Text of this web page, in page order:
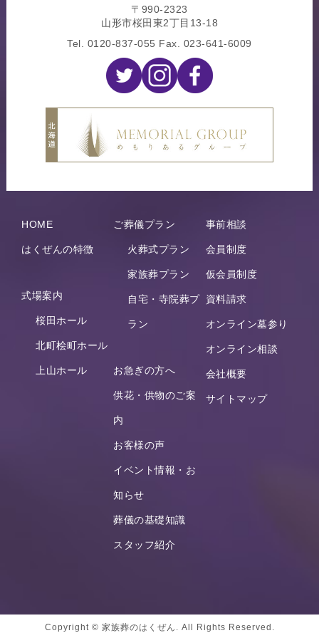
〒990-2323
山形市桜田東2丁目13-18
Tel. 0120-837-055 Fax. 023-641-6009
HOME
はくぜんの特徴
式場案内
桜田ホール
北町桧町ホール
上山ホール
ご葬儀プラン
火葬式プラン
家族葬プラン
自宅・寺院葬プ
ラン
お急ぎの方へ
供花・供物のご案
内
お客様の声
イベント情報・お
知らせ
葬儀の基礎知識
スタッフ紹介
事前相談
会員制度
仮会員制度
資料請求
オンライン墓参り
オンライン相談
会社概要
サイトマップ
Copyright © 家族葬のはくぜん. All Rights Reserved.